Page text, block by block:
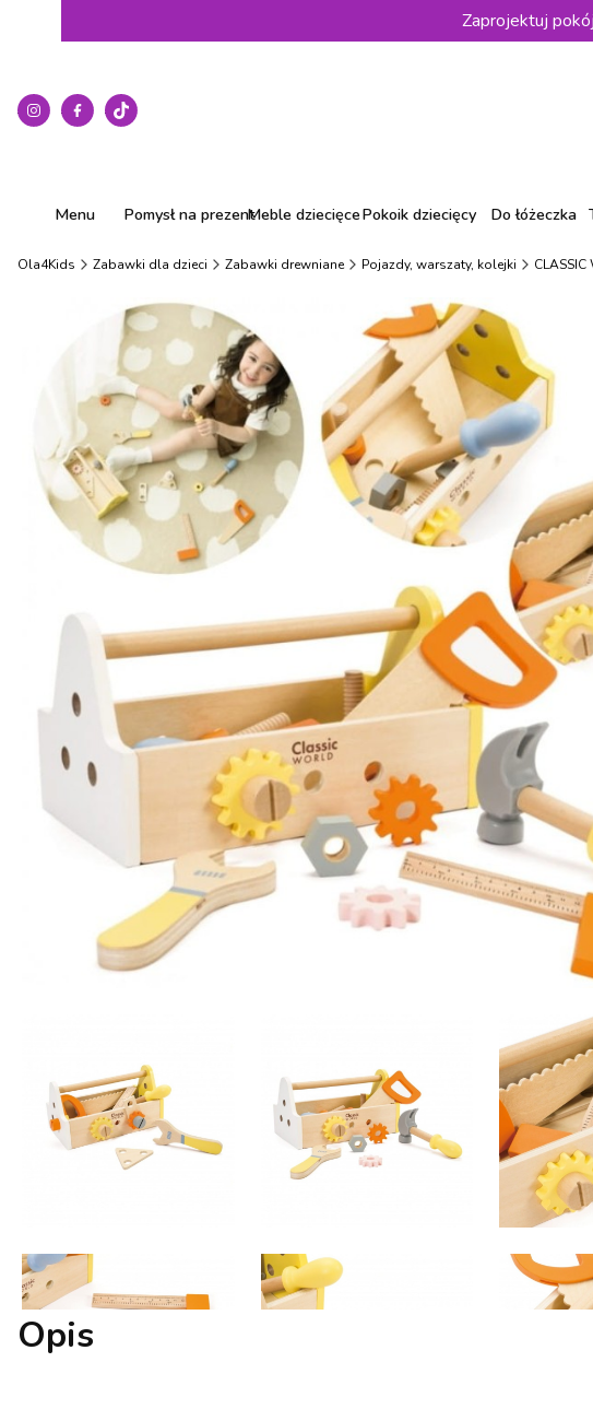
Zaprojektuj pokój
Menu Pomysł na prezentMeble dziecięcePokoik dziecięcy Do łóżeczka
Ola4Kids Zabawki dla dzieci Zabawki drewniane Pojazdy, warszaty, kolejki
Opis